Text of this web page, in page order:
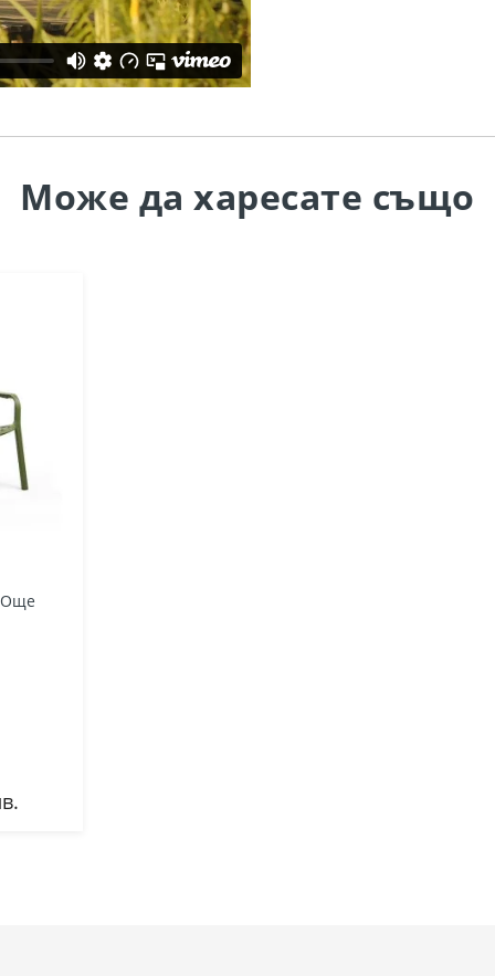
Може да харесате също
Още